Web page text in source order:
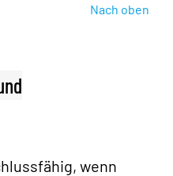
Nach oben
wenn